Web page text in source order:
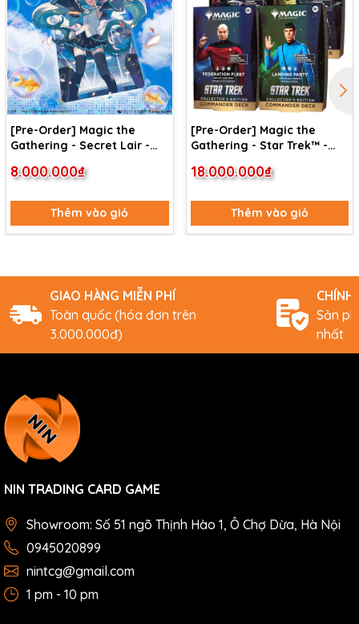
[Pre-Order] Magic the
Gathering - Secret Lair -
Miku
8.000.000₫
Thêm vào giỏ
[Pre-Order] Magic the
Gathering - Star Trek™ -
Collector's Edition (4 Deck)
18.000.000₫
Thêm vào giỏ
GIAO HÀNG MIỄN PHÍ
Toàn quốc (hóa đơn trên
3.000.000đ)
CHÍNH
Sản
nhất
NIN TRADING CARD GAME
Showroom: Số 51 ngõ Thịnh Hào 1, Ô Chợ Dừa, Hà Nội
0945020899
nintcg@gmail.com
1 pm - 10 pm